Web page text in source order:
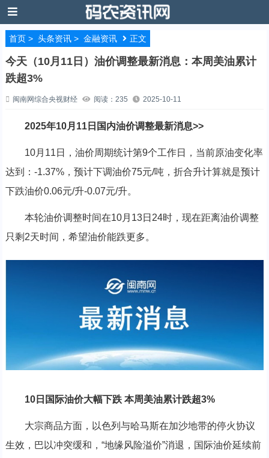
首页> 头条资讯> 金融资讯 正文
今天（10月11日）油价调整最新消息：本周美油累计
跌超3%
闽南网综合央视财经 阅读：235 2025-10-11
2025年10月11日国内油价调整最新消息>>
10月11日，油价周期统计第9个工作日，当前原油变化率
达到：-1.37%，预计下调油价75元/吨，折合升计算就是预计
下跌油价0.06元/升-0.07元/升。
本轮油价调整时间在10月13日24时，现在距离油价调整
只剩2天时间，希望油价能跌更多。
10日国际油价大幅下跌 本周美油累计跌超3%
大宗商品方面，以色列与哈马斯在加沙地带的停火协议
生效，巴以冲突缓和，“地缘风险溢价”消退，国际油价延续前